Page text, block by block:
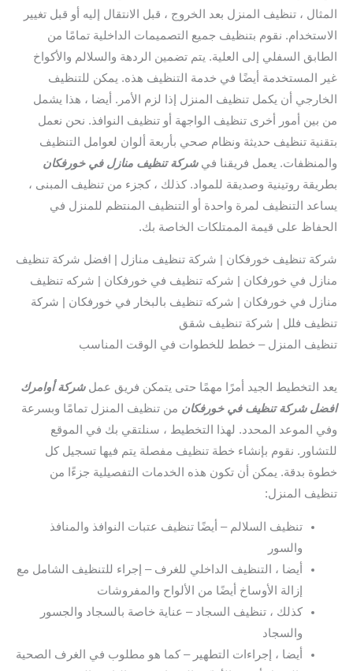
المثال ، تنظيف المنزل بعد الخروج ، قبل الانتقال إليه أو قبل تغيير
الاستخدام. نقوم بتنظيف جميع التصميمات الداخلية تمامًا من
الطابق السفلي إلى العلية. يتم تضمين الردهة والسلالم والأكواخ
غير المستخدمة أيضًا في خدمة التنظيف هذه. يمكن للتنظيف
الخارجي أن يكمل تنظيف المنزل إذا لزم الأمر. أيضا ، هذا يشمل
من بين أمور أخرى تنظيف الواجهة أو تنظيف النوافذ. نحن نعمل
بتقنية تنظيف حديثة ونظام صحي بأربعة ألوان لعوامل التنظيف
والمنظفات. يعمل فريقنا فيشركة تنظيف منازل في خورفكان
بطريقة روتينية وصديقة للمواد. كذلك ، كجزء من تنظيف المبنى ،
يساعد التنظيف لمرة واحدة أو التنظيف المنتظم للمنزل في
الحفاظ على قيمة الممتلكات الخاصة بك.
شركة تنظيف خورفكان | شركة تنظيف منازل | افضل شركة تنظيف
منازل في خورفكان | شركه تنظيف في خورفكان | شركه تنظيف
منازل في خورفكان | شركه تنظيف بالبخار في خورفكان | شركة
تنظيف فلل | شركة تنظيف شقق
تنظيف المنزل – خطط للخطوات في الوقت المناسب
يعد التخطيط الجيد أمرًا مهمًا حتى يتمكن فريق عملشركة أوامرك
افضل شركة تنظيف في خورفكان من تنظيف المنزل تمامًا وبسرعة
وفي الموعد المحدد. لهذا التخطيط ، سنلتقي بك في الموقع
للتشاور. نقوم بإنشاء خطة تنظيف مفصلة يتم فيها تسجيل كل
خطوة بدقة. يمكن أن تكون هذه الخدمات التفصيلية جزءًا من
تنظيف المنزل:
تنظيف السلالم – أيضًا تنظيف عتبات النوافذ والمنافذ
والسور
أيضا ، التنظيف الداخلي للغرف – إجراء للتنظيف الشامل مع
إزالة الأوساخ أيضًا من الألواح والمفروشات
كذلك ، تنظيف السجاد – عناية خاصة بالسجاد والجسور
والسجاد
أيضا ، إجراءات التطهير – كما هو مطلوب في الغرف الصحية